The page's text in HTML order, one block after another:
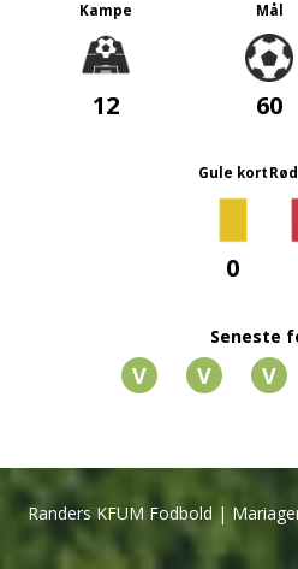
Kampe
12
Mål
60
Gule kort
0
Seneste
V V V
Randers KFUM Fodbold |